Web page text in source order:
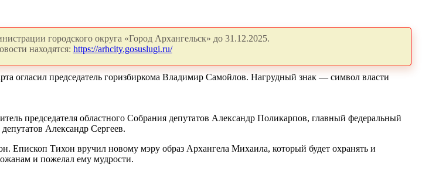
городского округа «Город Архангельск» до 31.12.2025.
находятся: https://arhcity.gosuslugi.ru/
огласил председатель горизбиркома Владимир Самойлов. Нагрудный знак — символ власти
председателя областного Собрания депутатов Александр Поликарпов, главный федеральный
Александр Сергеев.
Епископ Тихон вручил новому мэру образ Архангела Михаила, который будет охранять и
и пожелал ему мудрости.